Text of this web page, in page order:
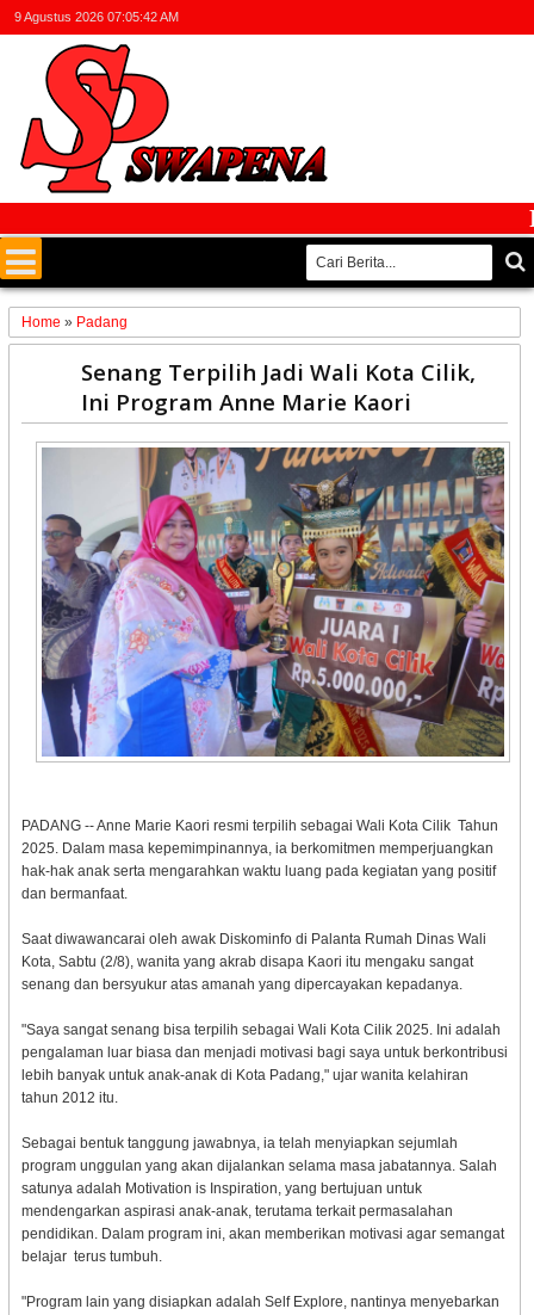
9 Agustus 2026 07:05:42 AM
Home » Padang
Senang Terpilih Jadi Wali Kota Cilik,
Ini Program Anne Marie Kaori
PADANG -- Anne Marie Kaori resmi terpilih sebagai Wali Kota Cilik Tahun
2025. Dalam masa kepemimpinannya, ia berkomitmen memperjuangkan
hak-hak anak serta mengarahkan waktu luang pada kegiatan yang positif
dan bermanfaat.
Saat diwawancarai oleh awak Diskominfo di Palanta Rumah Dinas Wali
Kota, Sabtu (2/8), wanita yang akrab disapa Kaori itu mengaku sangat
senang dan bersyukur atas amanah yang dipercayakan kepadanya.
"Saya sangat senang bisa terpilih sebagai Wali Kota Cilik 2025. Ini adalah
pengalaman luar biasa dan menjadi motivasi bagi saya untuk berkontribusi
lebih banyak untuk anak-anak di Kota Padang," ujar wanita kelahiran
tahun 2012 itu.
Sebagai bentuk tanggung jawabnya, ia telah menyiapkan sejumlah
program unggulan yang akan dijalankan selama masa jabatannya. Salah
satunya adalah Motivation is Inspiration, yang bertujuan untuk
mendengarkan aspirasi anak-anak, terutama terkait permasalahan
pendidikan. Dalam program ini, akan memberikan motivasi agar semangat
belajar terus tumbuh.
"Program lain yang disiapkan adalah Self Explore, nantinya menyebarkan